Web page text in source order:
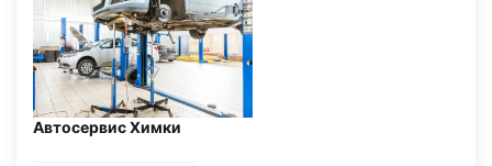
Автосервис Химки